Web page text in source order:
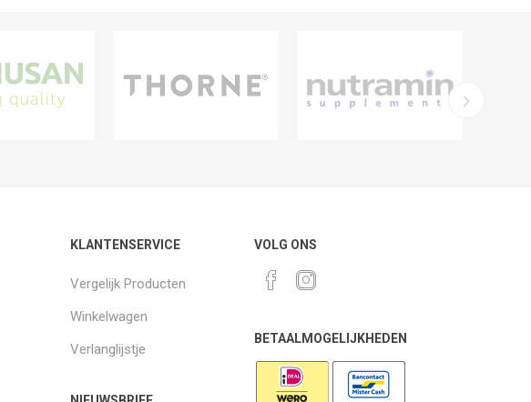
KLANTENSERVICE
Vergelijk Producten
Winkelwagen
Verlanglijstje
VOLG ONS
BETAALMOGELIJKHEDEN